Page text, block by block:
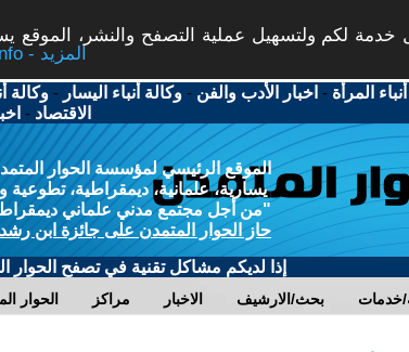
خدمة لكم ولتسهيل عملية التصفح والنشر، الموقع
More info - المزيد
المرأة - اخبار الأدب والفن -وكالة أنباء اليسار -وكالة
الاقتصاد -
الموقع الرئيسي لمؤسسة الحوار
يسارية، علمانية، ديمقراطية، تطوعية
"من أجل مجتمع مدني علماني
حاز الحوار المتمدن على جائزة ابن رشد
إذا لديكم مشاكل تقنية في تصفح الحوار
الحوار مراكز الاخبار بحث/الارشيف خدمات